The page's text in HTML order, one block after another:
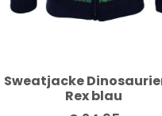
Sweatjacke
Rex blau